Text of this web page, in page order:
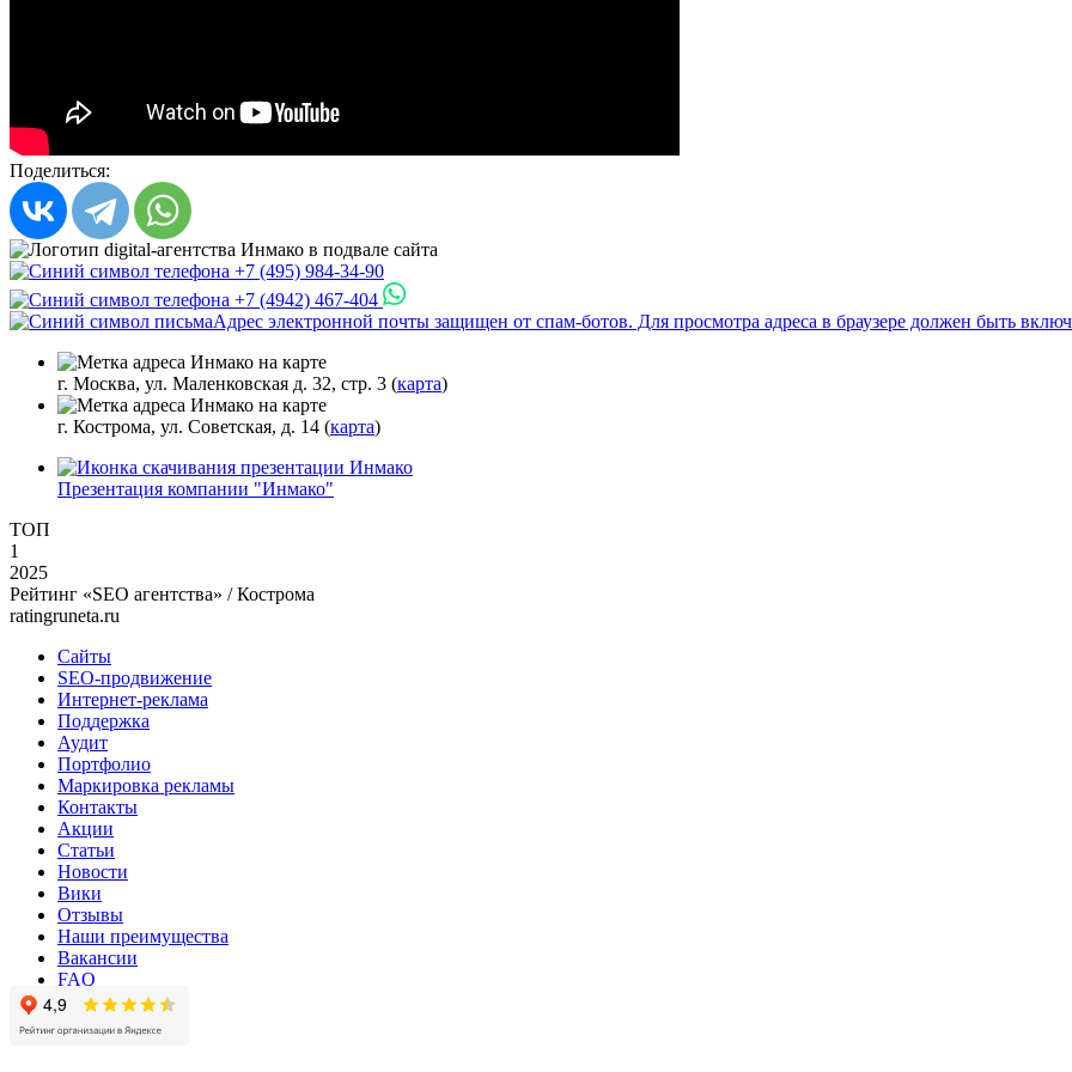
Поделиться:
+7 (495) 984-34-90
+7 (4942) 467-404
Адрес электронной почты защищен от спам-ботов. Для просмотра адреса в браузере должен быть
г. Москва, ул. Маленковская д. 32, стр. 3 (карта)
г. Кострома, ул. Советская, д. 14 (карта)
Презентация компании "Инмако"
ТОП
1
2025
Рейтинг «SEO агентства» / Кострома
ratingruneta.ru
Сайты
SEO-продвижение
Интернет-реклама
Поддержка
Аудит
Портфолио
Маркировка рекламы
Контакты
Акции
Статьи
Новости
Вики
Отзывы
Наши преимущества
Вакансии
FAQ